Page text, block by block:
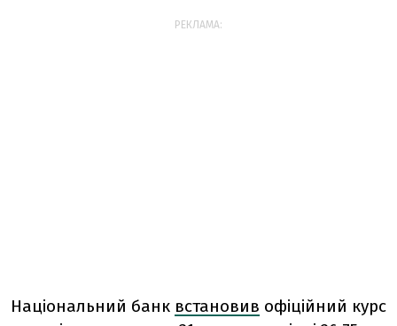
РЕКЛАМА:
Національний банк встановив офіційний курс